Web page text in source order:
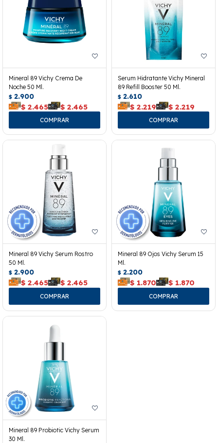
Mineral 89 Vichy Crema De
Noche 50 Ml.
$ 2.900
$ 2.465 $ 2.465
Serum Hidratante Vichy Mineral
89 Refill Booster 50 Ml.
$ 2.610
$ 2.219 $ 2.219
Mineral 89 Vichy Serum Rostro
50 Ml.
$ 2.900
$ 2.465 $ 2.465
Mineral 89 Ojos Vichy Serum 15
Ml.
$ 2.200
$ 1.870 $ 1.870
Mineral 89 Probiotic Vichy Serum
30 Ml.